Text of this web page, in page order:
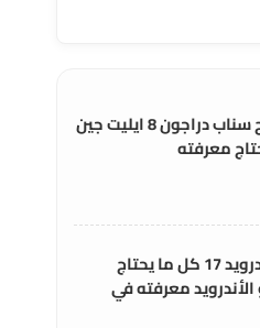
أداء معالج سناب دراجون 8 ايليت جين
مميزات أندرويد 17 كل ما يحتاج
معرفته في